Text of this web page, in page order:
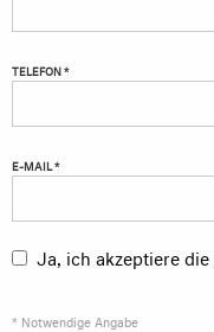
TELEFON *
E-MAIL *
Ja, ich akzeptiere die
* Notwendige Angabe